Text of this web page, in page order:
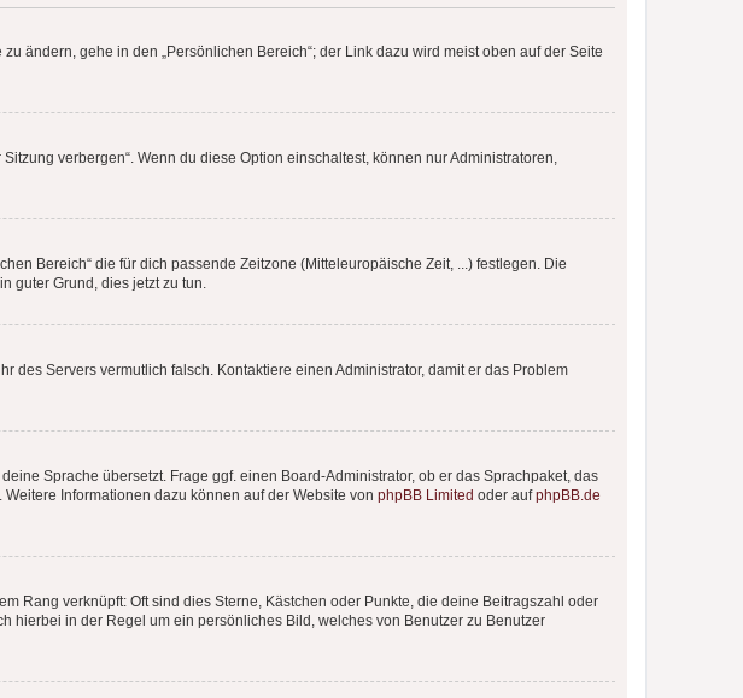
ändern, gehe in den „Persönlichen Bereich“; der Link dazu wird meist oben auf der Seite
verbergen“. Wenn du diese Option einschaltest, können nur Administratoren,
Bereich“ die für dich passende Zeitzone (Mitteleuropäische Zeit, ...) festlegen. Die
guter Grund, dies jetzt zu tun.
des Servers vermutlich falsch. Kontaktiere einen Administrator, damit er das Problem
Sprache übersetzt. Frage ggf. einen Board-Administrator, ob er das Sprachpaket, das
Informationen dazu können auf der Website von phpBB Limited oder aufphpBB.de
Rang verknüpft: Oft sind dies Sterne, Kästchen oder Punkte, die deine Beitragszahl oder
hierbei in der Regel um ein persönliches Bild, welches von Benutzer zu Benutzer